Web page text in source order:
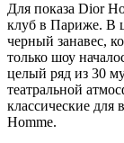
Для показа Dior
клуб в Париже. В
черный занавес,
только шоу
целый ряд из 30
театральной
классические для
Homme.